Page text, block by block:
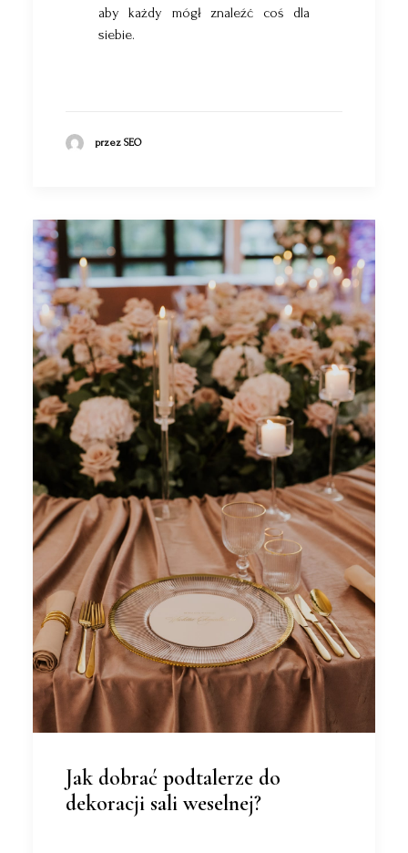
aby każdy mógł znaleźć coś dla
siebie.
przez SEO
Jak dobrać podtalerze do
dekoracji sali weselnej?